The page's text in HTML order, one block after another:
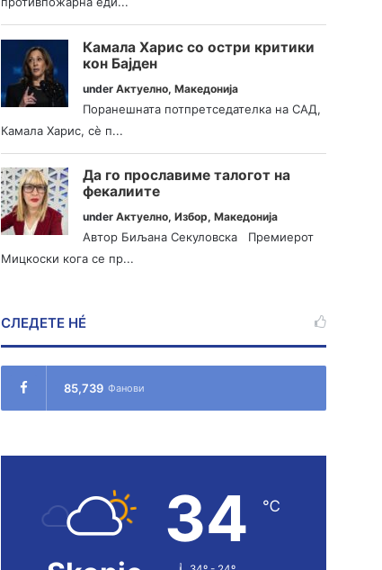
Камала Харис со остри критики
кон Бајден
underАктуелно,Македонија
Поранешната потпретседателка на САД,
Камала Харис, сè п...
Да го прославиме талогот на
фекалиите
underАктуелно,Избор,Македонија
Автор Биљана Секуловска Премиерот
Мицкоски кога се пр...
СЛЕДЕТЕ НÉ
85,739 Фанови
34 ℃